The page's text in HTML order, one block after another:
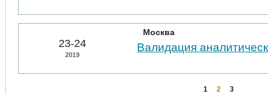
23-24
2019
Москва
Валидация
1 2 3